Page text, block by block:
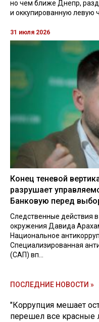
но чем ближе Днепр,
и оккупированную левую
31 июля 2026
Конец теневой
разрушает
Банковую перед
Следственные действия
окружения Давида
Национальное
Специализированная
(САП) вп...
ПОСЛЕДНИЕ НОВОСТИ »
"Коррупция мешает
перешел все красные